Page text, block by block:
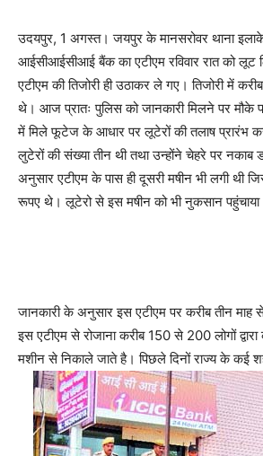
उदयपुर, 1 अगस्त। जयपुर के मानसरोवर थाना
आईसीआईसीआई बैंक का एटीएम रविवार रात को लूट
एटीएम की तिजोरी ही उठाकर ले गए। तिजोरी में
थे। आज प्रातः पुलिस को जानकारी मिलने पर मौके
में मिले फूटेज के आधार पर लूटेरों की तलाष प्रारंभ
लुटेरों की संख्या तीन थी तथा उन्होंने चेहरे पर नकाब
अनुसार एटीएम के पास ही दूसरी मषीन भी लगी थी
रूपए थे। लूटेरो से इस मषीन को भी नुकसान
जानकारी के अनुसार इस एटीएम पर करीब तीन माह से
इस एटीएम से रोजाना करीब 150 से 200 लोगों
मशीन से निकाले जाते है। पिछले दिनों राज्य के कई